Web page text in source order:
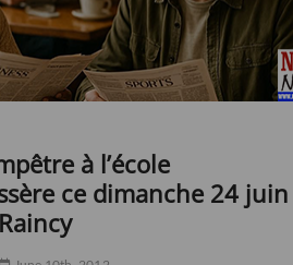
à l’école
ce dimanche 24 juin